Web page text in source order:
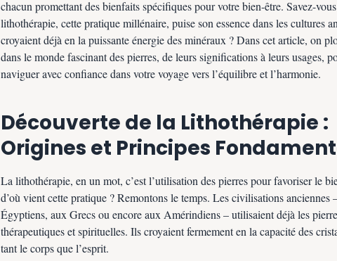
chacun promettant des bienfaits spécifiques pour votre bien-être. Savez-
lithothérapie, cette pratique millénaire, puise son essence dans les cultures
croyaient déjà en la puissante énergie des minéraux ? Dans cet article, on
dans le monde fascinant des pierres, de leurs significations à leurs usages,
naviguer avec confiance dans votre voyage vers l’équilibre et l’harmonie.
Découverte de la Lithothérapie :
Origines et Principes
La lithothérapie, en un mot, c’est l’utilisation des pierres pour favoriser le
d’où vient cette pratique ? Remontons le temps. Les civilisations anciennes
Égyptiens, aux Grecs ou encore aux Amérindiens – utilisaient déjà les
thérapeutiques et spirituelles. Ils croyaient fermement en la capacité des
tant le corps que l’esprit.